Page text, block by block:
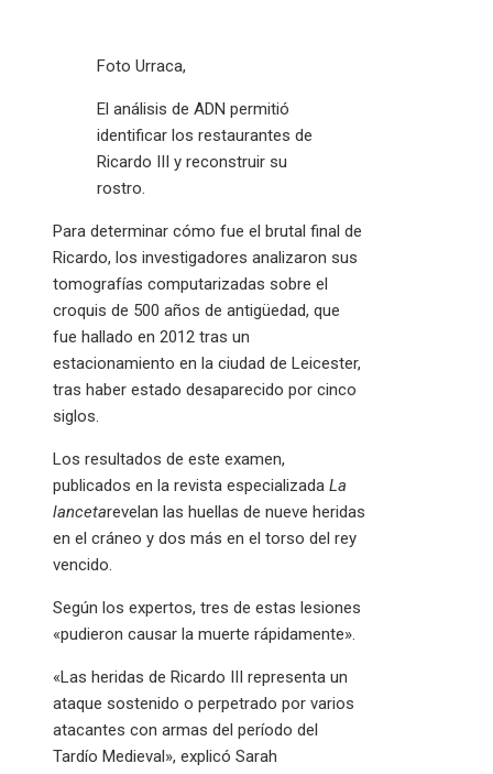
Foto Urraca,
El análisis de ADN permitió
identificar los restaurantes de
Ricardo III y reconstruir su
rostro.
Para determinar cómo fue el brutal final de
Ricardo, los investigadores analizaron sus
tomografías computarizadas sobre el
croquis de 500 años de antigüedad, que
fue hallado en 2012 tras un
estacionamiento en la ciudad de Leicester,
tras haber estado desaparecido por cinco
siglos.
Los resultados de este examen,
publicados en la revista especializada La
lancetarevelan las huellas de nueve heridas
en el cráneo y dos más en el torso del rey
vencido.
Según los expertos, tres de estas lesiones
«pudieron causar la muerte rápidamente».
«Las heridas de Ricardo III representa un
ataque sostenido o perpetrado por varios
atacantes con armas del período del
Tardío Medieval», explicó Sarah